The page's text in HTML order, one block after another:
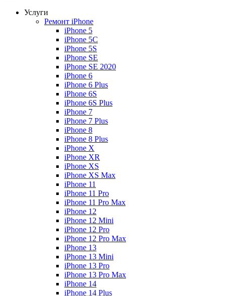
Услуги
Ремонт iPhone
iPhone 5
iPhone 5C
iPhone 5S
iPhone SE
iPhone SE 2020
iPhone 6
iPhone 6 Plus
iPhone 6S
iPhone 6S Plus
iPhone 7
iPhone 7 Plus
iPhone 8
iPhone 8 Plus
iPhone X
iPhone XR
iPhone XS
iPhone XS Max
iPhone 11
iPhone 11 Pro
iPhone 11 Pro Max
iPhone 12
iPhone 12 Mini
iPhone 12 Pro
iPhone 12 Pro Max
iPhone 13
iPhone 13 Mini
iPhone 13 Pro
iPhone 13 Pro Max
iPhone 14
iPhone 14 Plus